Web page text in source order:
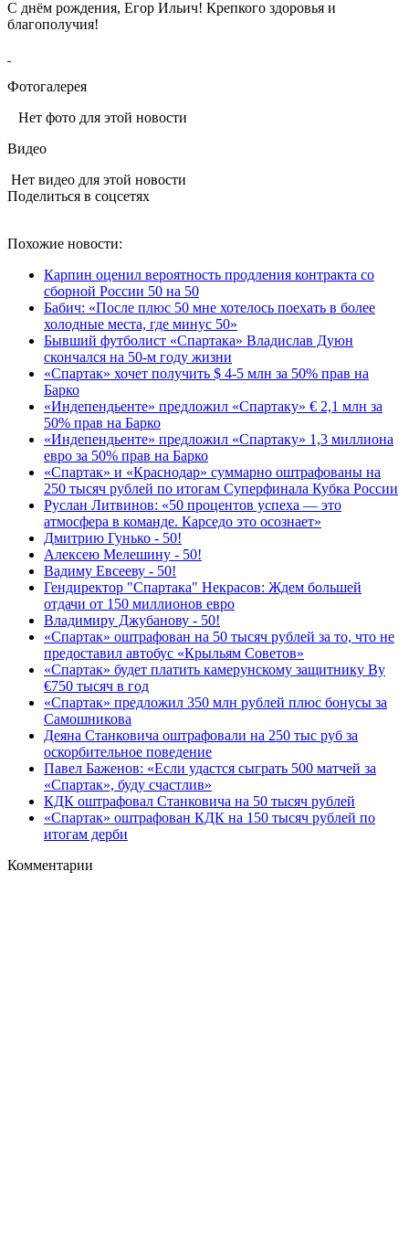
С днём рождения, Егор Ильич! Крепкого здоровья и
благополучия!
Фотогалерея
Нет фото для этой новости
Видео
Нет видео для этой новости
Поделиться в соцсетях
Похожие новости:
Карпин оценил вероятность продления контракта со
сборной России 50 на 50
Бабич: «После плюс 50 мне хотелось поехать в более
холодные места, где минус 50»
Бывший футболист «Спартака» Владислав Дуюн
скончался на 50‑м году жизни
«Спартак» хочет получить $ 4-5 млн за 50% прав на
Барко
«Индепендьенте» предложил «Спартаку» € 2,1 млн за
50% прав на Барко
«Индепендьенте» предложил «Спартаку» 1,3 миллиона
евро за 50% прав на Барко
«Спартак» и «Краснодар» суммарно оштрафованы на
250 тысяч рублей по итогам Суперфинала Кубка России
Руслан Литвинов: «50 процентов успеха — это
атмосфера в команде. Карседо это осознает»
Дмитрию Гунько - 50!
Алексею Мелешину - 50!
Вадиму Евсееву - 50!
Гендиректор "Спартака" Некрасов: Ждем большей
отдачи от 150 миллионов евро
Владимиру Джубанову - 50!
«Спартак» оштрафован на 50 тысяч рублей за то, что не
предоставил автобус «Крыльям Советов»
«Спартак» будет платить камерунскому защитнику Ву
€750 тысяч в год
«Спартак» предложил 350 млн рублей плюс бонусы за
Самошникова
Деяна Станковича оштрафовали на 250 тыс руб за
оскорбительное поведение
Павел Баженов: «Если удастся сыграть 500 матчей за
«Спартак», буду счастлив»
КДК оштрафовал Станковича на 50 тысяч рублей
«Спартак» оштрафован КДК на 150 тысяч рублей по
итогам дерби
Комментарии